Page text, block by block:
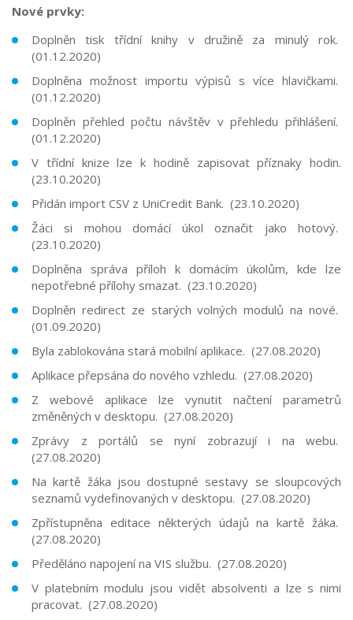
Nové prvky:
Doplněn tisk třídní knihy v družině za minulý rok.
(01.12.2020)
Doplněna možnost importu výpisů s více hlavičkami.
(01.12.2020)
Doplněn přehled počtu návštěv v přehledu přihlášení.
(01.12.2020)
V třídní knize lze k hodině zapisovat příznaky hodin.
(23.10.2020)
Přidán import CSV z UniCredit Bank. (23.10.2020)
Žáci si mohou domácí úkol označit jako hotový.
(23.10.2020)
Doplněna správa příloh k domácím úkolům, kde lze
nepotřebné přílohy smazat. (23.10.2020)
Doplněn redirect ze starých volných modulů na nové.
(01.09.2020)
Byla zablokována stará mobilní aplikace. (27.08.2020)
Aplikace přepsána do nového vzhledu. (27.08.2020)
Z webové aplikace lze vynutit načtení parametrů
změněných v desktopu. (27.08.2020)
Zprávy z portálů se nyní zobrazují i na webu.
(27.08.2020)
Na kartě žáka jsou dostupné sestavy se sloupcových
seznamů vydefinovaných v desktopu. (27.08.2020)
Zpřístupněna editace některých údajů na kartě žáka.
(27.08.2020)
Předěláno napojení na VIS službu. (27.08.2020)
V platebním modulu jsou vidět absolventi a lze s nimi
pracovat. (27.08.2020)